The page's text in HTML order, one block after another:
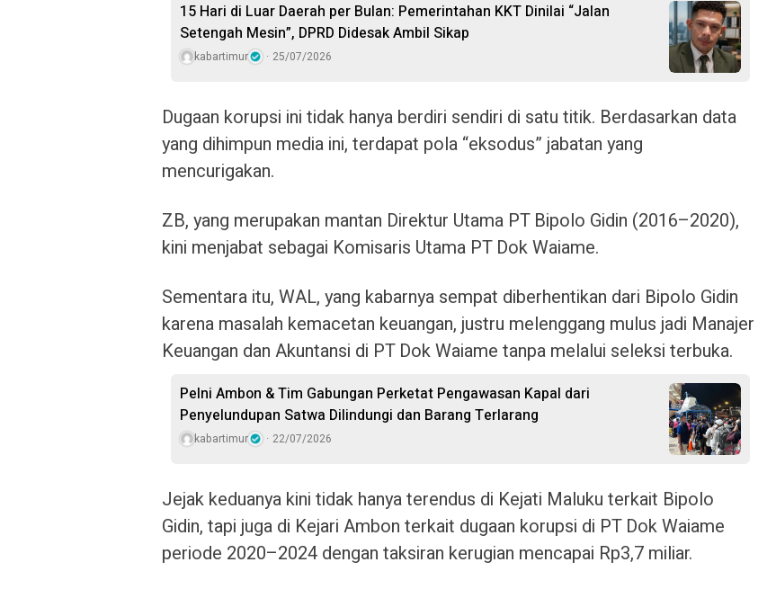
15 Hari di Luar Daerah per Bulan: Pemerintahan KKT Dinilai “Jalan
Setengah Mesin”, DPRD Didesak Ambil Sikap
kabartimur 25/07/2026
Dugaan korupsi ini tidak hanya berdiri sendiri di satu titik. Berdasarkan data
yang dihimpun media ini, terdapat pola “eksodus” jabatan yang
mencurigakan.
ZB, yang merupakan mantan Direktur Utama PT Bipolo Gidin (2016–2020),
kini menjabat sebagai Komisaris Utama PT Dok Waiame.
Sementara itu, WAL, yang kabarnya sempat diberhentikan dari Bipolo Gidin
karena masalah kemacetan keuangan, justru melenggang mulus jadi Manajer
Keuangan dan Akuntansi di PT Dok Waiame tanpa melalui seleksi terbuka.
Pelni Ambon & Tim Gabungan Perketat Pengawasan Kapal dari
Penyelundupan Satwa Dilindungi dan Barang Terlarang
kabartimur 22/07/2026
Jejak keduanya kini tidak hanya terendus di Kejati Maluku terkait Bipolo
Gidin, tapi juga di Kejari Ambon terkait dugaan korupsi di PT Dok Waiame
periode 2020–2024 dengan taksiran kerugian mencapai Rp3,7 miliar.